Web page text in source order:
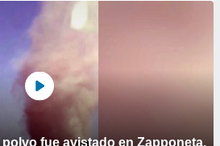
fue avistado en Zapponeta,